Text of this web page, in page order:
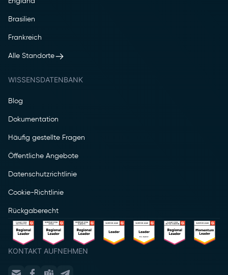
Brasilien
Frankreich
Alle Standorte
WISSENSDATENBANK
Blog
Dokumentation
Häufig gestellte Fragen
Öffentliche Angebote
Datenschutzrichtlinie
Cookie-Richtlinie
Rückgaberecht
KONTAKT AUFNEHMEN